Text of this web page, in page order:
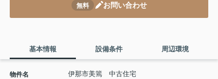
無料 お問い合わせ
基本情報 設備条件 周辺環境
物件名 伊那市美篶 中古住宅